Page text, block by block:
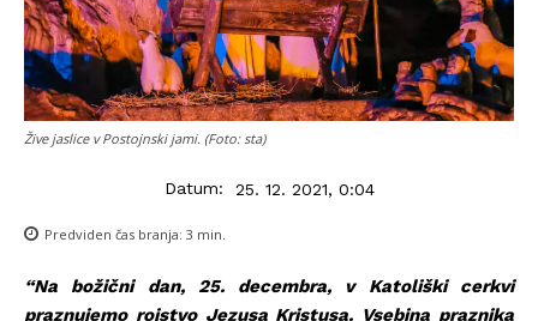
Žive jaslice v Postojnski jami. (Foto: sta)
Datum: 25. 12. 2021, 0:04
Predviden čas branja: 3 min.
“Na božični dan, 25. decembra, v Katoliški cerkvi
praznujemo rojstvo Jezusa Kristusa. Vsebina praznika